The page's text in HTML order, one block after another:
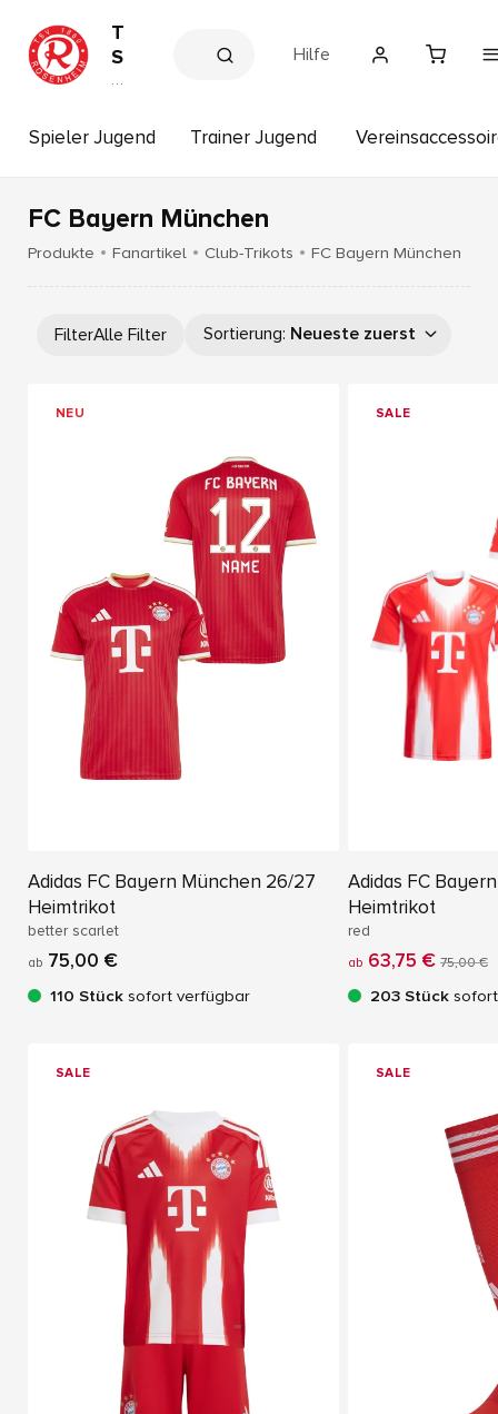
T
S
V
8
6
o
s
h
e
h
o
p
Hilfe
Spieler Jugend Trainer Jugend
FC Bayern München
Produkte Fanartikel Club-Trikots FC Bayern München
FilterAlle Filter Sortierung: Neueste zuerst
NEU
Adidas FC Bayern München 26/27
Heimtrikot
better scarlet
ab 75,00 €
110 Stück sofort verfügbar
SALE
Adidas FC
Heimtrikot
red
ab 63,75 € 75,00 €
203 Stück
SALE SALE